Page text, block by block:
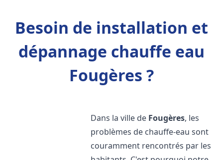
Besoin de installation et
dépannage chauffe eau
Fougères ?
Dans la ville de Fougères, les
problèmes de chauffe-eau sont
couramment rencontrés par les